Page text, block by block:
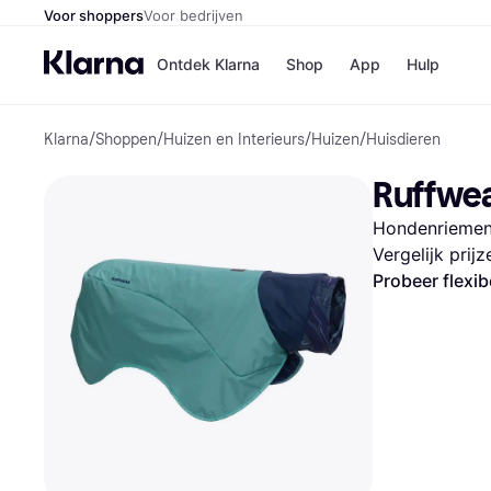
Voor shoppersVoor bedrijven
Ontdek Klarna Shop
Winkels
Bol
H&M
App Hulp
Klarna/Shoppen/Huizen en Interieurs/Huizen/Huisdieren
Vergelijk
Probeer